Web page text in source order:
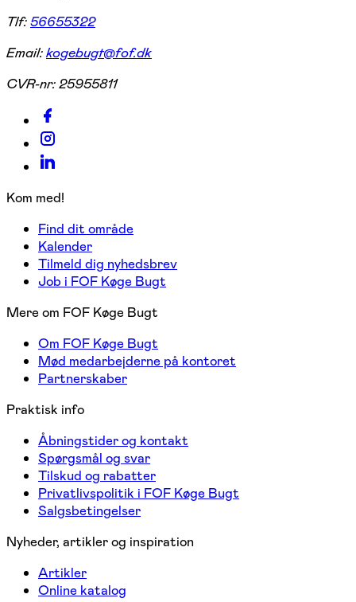
Tlf:56655322
Email:kogebugt@fof.dk
CVR-nr:25955811
Kom med!
Find dit område
Kalender
Tilmeld dig nyhedsbrev
Job i FOF Køge Bugt
Mere om FOF Køge Bugt
Om FOF Køge Bugt
Mød medarbejderne på kontoret
Partnerskaber
Praktisk info
Åbningstider og kontakt
Spørgsmål og svar
Tilskud og rabatter
Privatlivspolitik i FOF Køge Bugt
Salgsbetingelser
Nyheder, artikler og inspiration
Artikler
Online katalog